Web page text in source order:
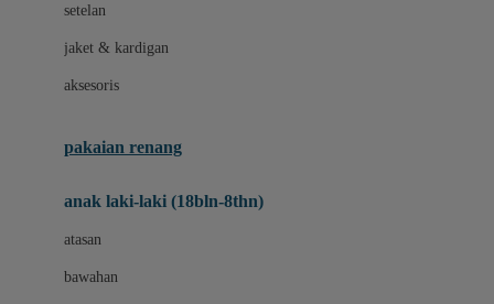
Buggygear
Bumkins
setelan
jaket & kardigan
aksesoris
pakaian renang
anak laki-laki (18bln-8thn)
atasan
bawahan